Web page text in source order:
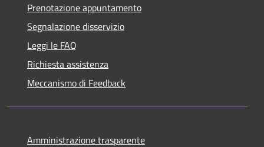
Prenotazione appuntamento
Segnalazione disservizio
Leggi le FAQ
Richiesta assistenza
Meccanismo di Feedback
Amministrazione trasparente